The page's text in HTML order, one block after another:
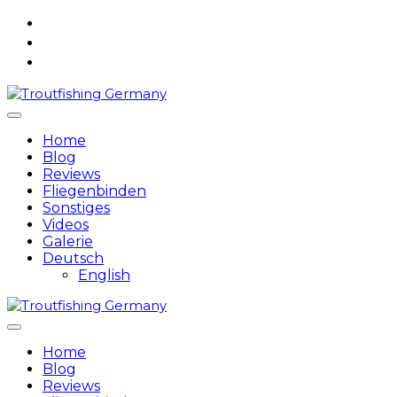
Skip
Home
Blog
Reviews
Fliegenbinden
Sonstiges
Videos
Galerie
Deutsch
English
Home
Blog
Reviews